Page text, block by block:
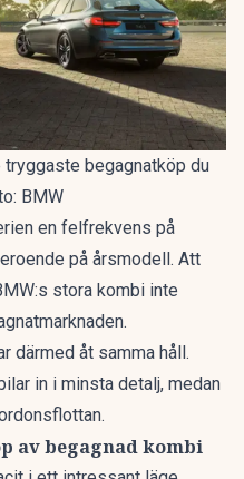
begagnatköp du
BMW
en felfrekvens på
på årsmodell. Att
stora kombi inte
därmed åt samma håll.
in i minsta detalj, medan
av begagnad kombi